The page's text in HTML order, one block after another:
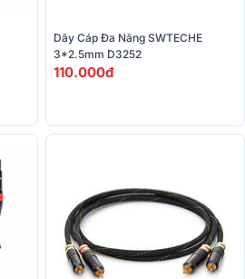
Dây Cáp Đa Năng SWTECHE
3*2.5mm D3252
110.000đ